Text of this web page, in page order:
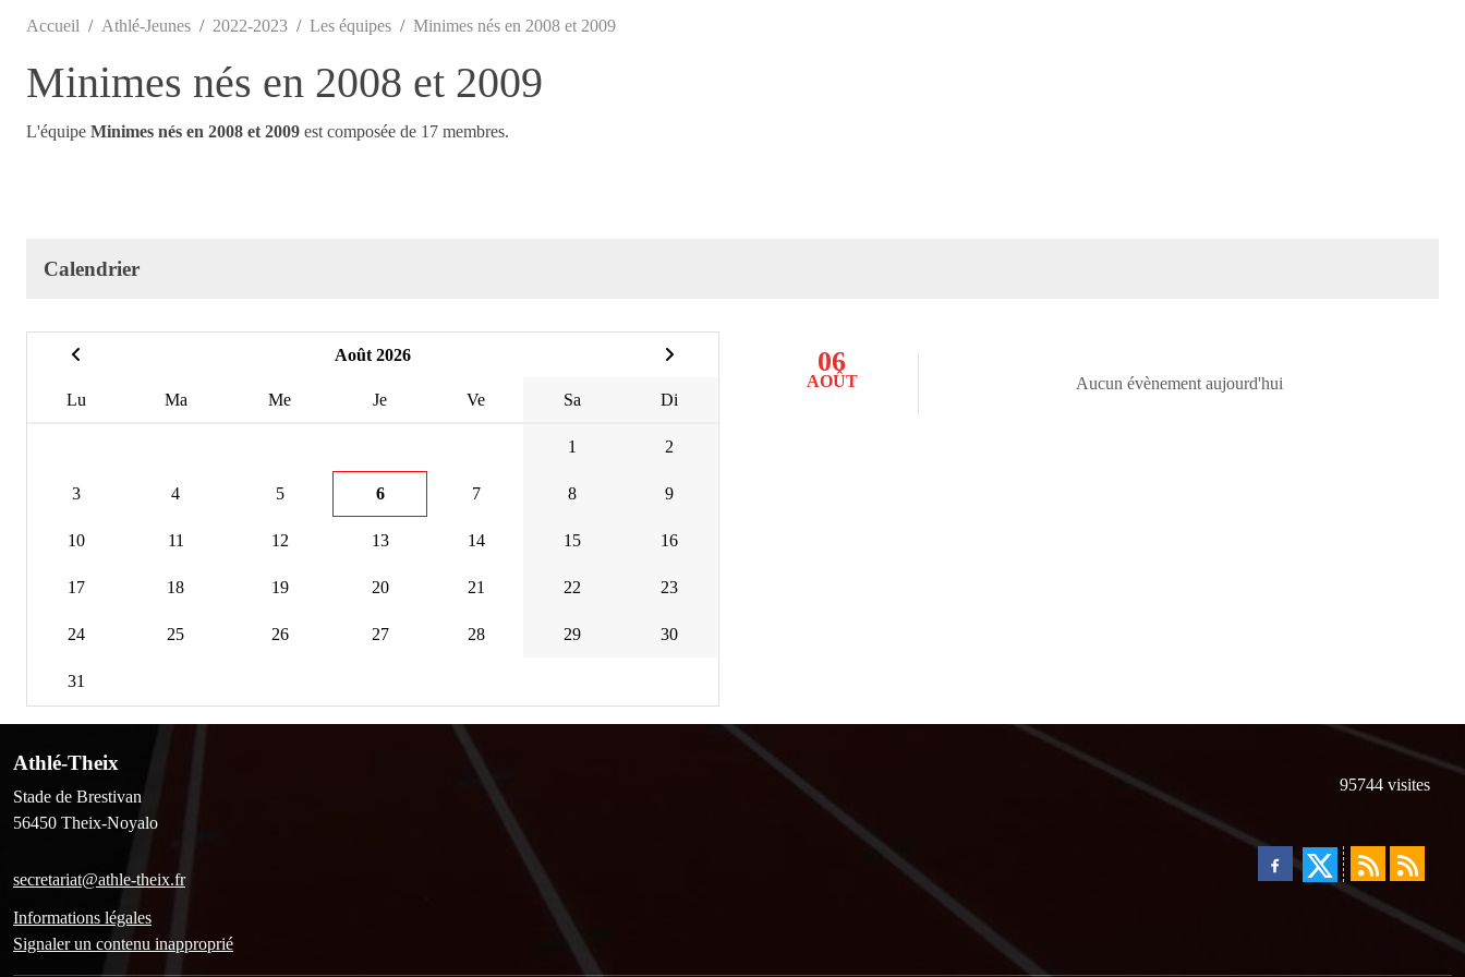
Accueil Athlé-Jeunes 2022-2023 Les équipes Minimes nés en 2008 et 2009
Minimes nés en 2008 et 2009
L'équipe Minimes nés en 2008 et 2009 est composée de 17 membres.
Calendrier
Août 2026
Lu Ma Me Je Ve Sa Di
1 2
3 4 5 6 7 8 9
10 11 12 13 14 15 16
17 18 19 20 21 22 23
24 25 26 27 28 29 30
31
06
AOÛT Aucun évènement aujourd'hui
Athlé-Theix
Stade de Brestivan
56450 Theix-Noyalo
secretariat@athle-theix.fr
Informations légales
Signaler un contenu inapproprié
95744 visites